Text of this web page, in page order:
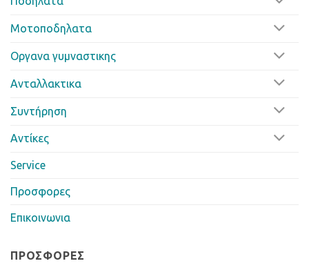
Μοτοποδηλατα
Οργανα γυμναστικης
Ανταλλακτικα
Συντήρηση
Αντίκες
Service
Προσφορες
Επικοινωνια
ΠΡΟΣΦΟΡΈΣ